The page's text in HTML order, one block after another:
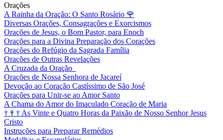
Orações
A Rainha da Oração: O Santo Rosário 🌹
Diversas Orações, Consagrações e Exorcismos
Orações de Jesus, o Bom Pastor, para Enoch
Orações para a Divina Preparação dos Corações
Orações do Refúgio da Sagrada Família
Orações de Outras Revelações
A Cruzada da Oração
Orações de Nossa Senhora de Jacareí
Devoção ao Coração Castíssimo de São José
Orações para Unir-se ao Amor Santo
A Chama do Amor do Imaculado Coração de Maria
† † † As Vinte e Quatro Horas da Paixão de Nosso Senhor Jesus
Cristo
Instruções para Preparar Remédios